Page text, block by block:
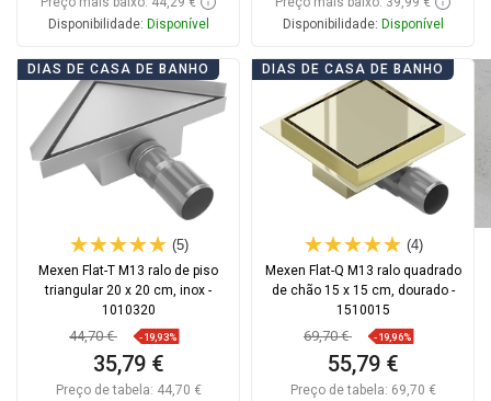
Disponibilidade: Disponível
Adicionar
Favoritos
Comparar
Disponibilidade: Disponível
Adicionar
Favoritos
Comparar
DIAS DE CASA DE BANHO
(5)
Mexen Flat-T M13 ralo de piso
triangular 20 x 20 cm, inox -
1010320
44,70 € -19,93%
35,79 €
Preço de tabela: 44,70 €
DIAS DE CASA DE BANHO
(4)
Mexen Flat-Q M13 ralo quadrado
de chão 15 x 15 cm, dourado -
1510015
69,70 € -19,96%
55,79 €
Preço de tabela: 69,70 €